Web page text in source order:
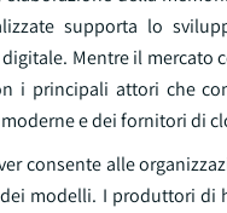
supporta lo
Mentre il
i principali attori che
e dei fornitori di
consente alle
modelli. I produttori di